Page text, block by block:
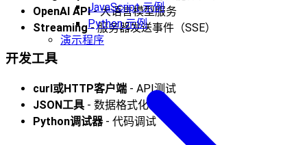
JavaScript 示例
Python 示例
演示程序
OpenAI API- 大语言模型服务
Streaming- 服务器发送事件（SSE）
开发工具
curl或HTTP客户端 - API测试
JSON工具 - 数据格式化
Python调试器- 代码调试